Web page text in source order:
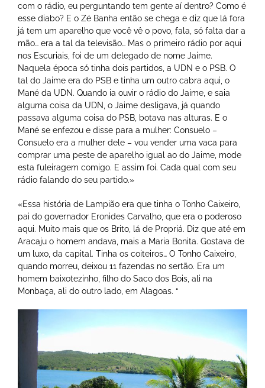
com o rádio, eu perguntando tem gente aí dentro? Como é
esse diabo? E o Zé Banha então se chega e diz que lá fora
já tem um aparelho que você vê o povo, fala, só falta dar a
mão… era a tal da televisão… Mas o primeiro rádio por aqui
nos Escuriais, foi de um delegado de nome Jaime.
Naquela época só tinha dois partidos, a UDN e o PSB. O
tal do Jaime era do PSB e tinha um outro cabra aqui, o
Mané da UDN. Quando ia ouvir o rádio do Jaime, e saia
alguma coisa da UDN, o Jaime desligava, já quando
passava alguma coisa do PSB, botava nas alturas. E o
Mané se enfezou e disse para a mulher: Consuelo –
Consuelo era a mulher dele – vou vender uma vaca para
comprar uma peste de aparelho igual ao do Jaime, mode
esta fuleiragem comigo. E assim foi. Cada qual com seu
rádio falando do seu partido.»
«Essa história de Lampião era que tinha o Tonho Caixeiro,
pai do governador Eronides Carvalho, que era o poderoso
aqui. Muito mais que os Brito, lá de Propriá. Diz que até em
Aracaju o homem andava, mais a Maria Bonita. Gostava de
um luxo, da capital. Tinha os coiteiros… O Tonho Caixeiro,
quando morreu, deixou 11 fazendas no sertão. Era um
homem baixotezinho, filho do Saco dos Bois, ali na
Monbaça, ali do outro lado, em Alagoas. “